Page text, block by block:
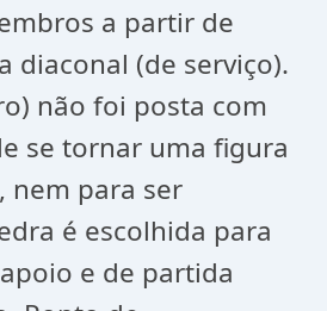
a partir de
diaconal (de serviço).
não foi posta com
se tornar uma figura
nem para ser
é escolhida para
e de partida